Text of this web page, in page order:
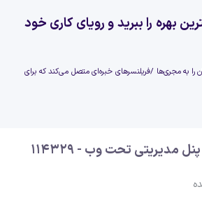
بهره را ببرید و رویای کاری خود
را به مجری‌ها /فریلنسرهای خبره‌ای متصل می‌کند که برای
مدیریتی تحت وب - 114329